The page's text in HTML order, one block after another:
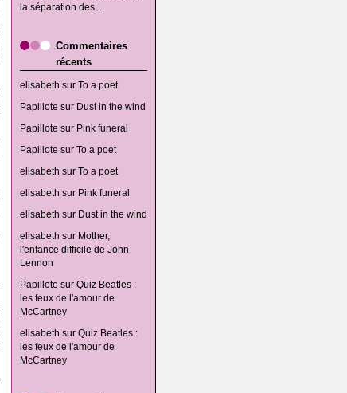
la séparation des...
Commentaires
récents
elisabeth sur To a poet
Papillote sur Dust in the wind
Papillote sur Pink funeral
Papillote sur To a poet
elisabeth sur To a poet
elisabeth sur Pink funeral
elisabeth sur Dust in the wind
elisabeth sur Mother,
l'enfance difficile de John
Lennon
Papillote sur Quiz Beatles :
les feux de l'amour de
McCartney
elisabeth sur Quiz Beatles :
les feux de l'amour de
McCartney